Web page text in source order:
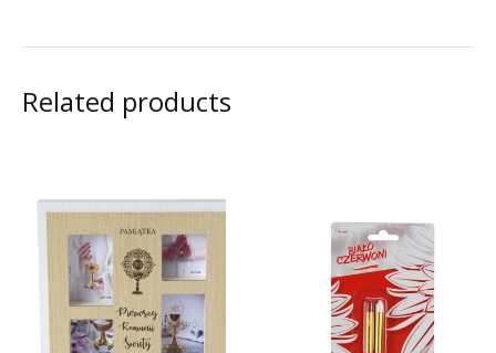
Related products